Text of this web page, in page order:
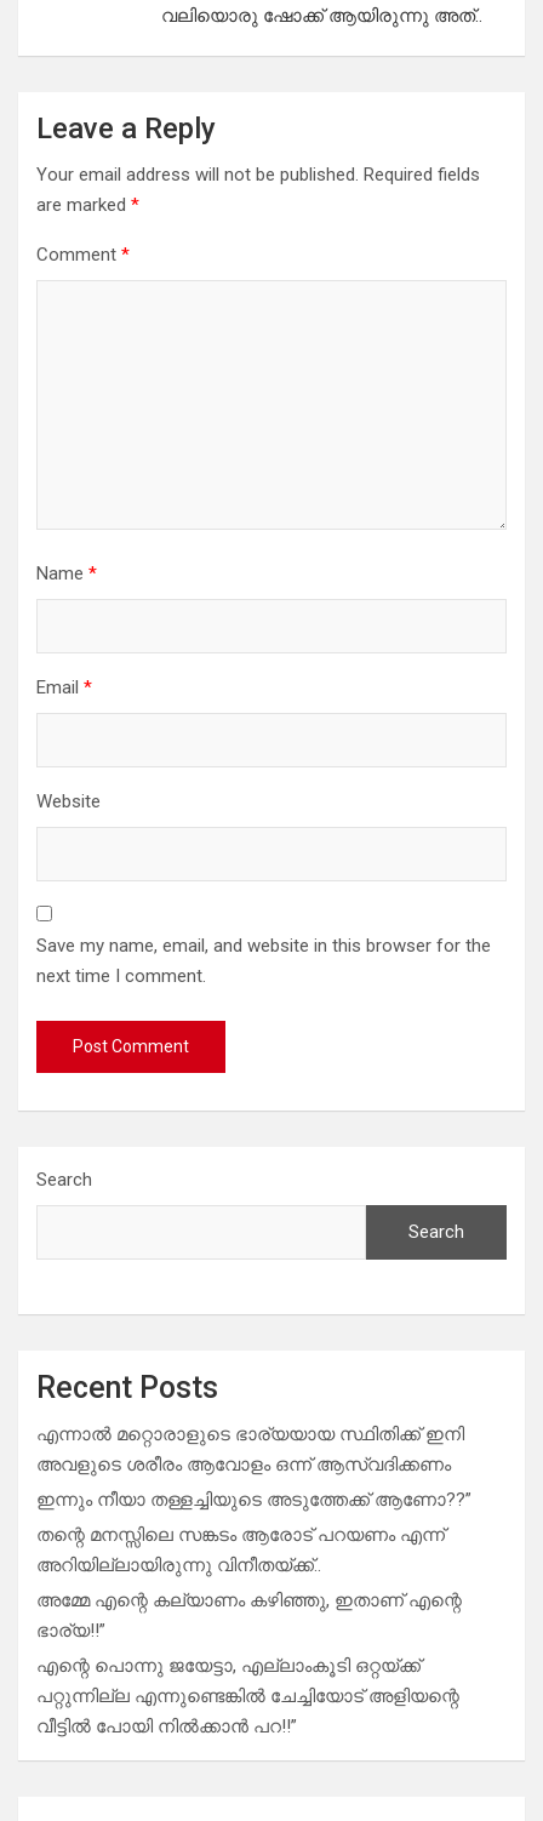
വലിയൊരു ഷോക്ക് ആയിരുന്നു അത്..
Leave a Reply
Your email address will not be published. Required fields
are marked *
Comment *
Name *
Email *
Website
Save my name, email, and website in this browser for the
next time I comment.
Search
Search
Recent Posts
എന്നാൽ മറ്റൊരാളുടെ ഭാര്യയായ സ്ഥിതിക്ക് ഇനി
അവളുടെ ശരീരം ആവോളം ഒന്ന് ആസ്വദിക്കണം
ഇന്നും നീയാ തള്ളച്ചിയുടെ അടുത്തേക്ക് ആണോ??”
തന്റെ മനസ്സിലെ സങ്കടം ആരോട് പറയണം എന്ന്
അറിയില്ലായിരുന്നു വിനീതയ്ക്ക്..
അമ്മേ എന്റെ കല്യാണം കഴിഞ്ഞു, ഇതാണ് എന്റെ
ഭാര്യ!!”
എന്റെ പൊന്നു ജയേട്ടാ, എല്ലാംകൂടി ഒറ്റയ്ക്ക്
പറ്റുന്നില്ല എന്നുണ്ടെങ്കിൽ ചേച്ചിയോട് അളിയന്റെ
വീട്ടിൽ പോയി നിൽക്കാൻ പറ!!”